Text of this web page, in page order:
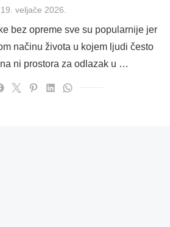
Posted
19. veljače 2026.
bez opreme sve su popularnije jer
načinu života u kojem ljudi često
ni prostora za odlazak u …